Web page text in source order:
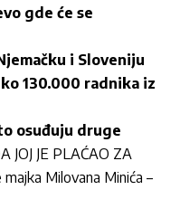
gde će se
i Sloveniju
130.000 radnika iz
osuđuju druge
JOJ JE PLAĆAO ZA
majka Milovana Minića –